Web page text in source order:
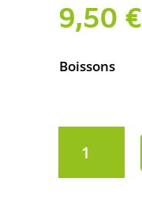
9,50 €
Boissons